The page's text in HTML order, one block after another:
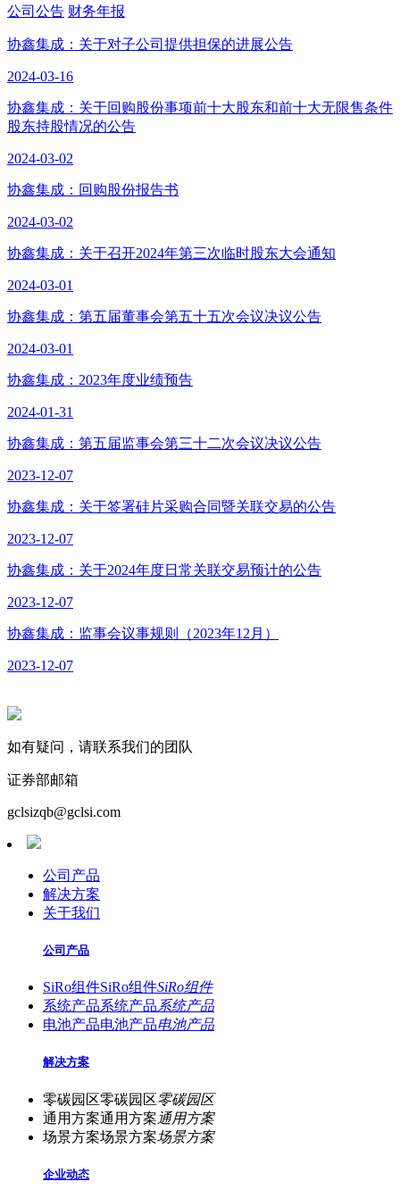
公司公告 财务年报
协鑫集成：关于对子公司提供担保的进展公告
2024-03-16
协鑫集成：关于回购股份事项前十大股东和前十大无限售条件
股东持股情况的公告
2024-03-02
协鑫集成：回购股份报告书
2024-03-02
协鑫集成：关于召开2024年第三次临时股东大会通知
2024-03-01
协鑫集成：第五届董事会第五十五次会议决议公告
2024-03-01
协鑫集成：2023年度业绩预告
2024-01-31
协鑫集成：第五届监事会第三十二次会议决议公告
2023-12-07
协鑫集成：关于签署硅片采购合同暨关联交易的公告
2023-12-07
协鑫集成：关于2024年度日常关联交易预计的公告
2023-12-07
协鑫集成：监事会议事规则（2023年12月）
2023-12-07
如有疑问，请联系我们的团队
证券部邮箱
gclsizqb@gclsi.com
公司产品
解决方案
关于我们
公司产品
SiRo组件SiRo组件SiRo组件
系统产品系统产品 系统产品
电池产品电池产品电池产品
解决方案
零碳园区零碳园区零碳园区
通用方案通用方案通用方案
场景方案场景方案场景方案
企业动态